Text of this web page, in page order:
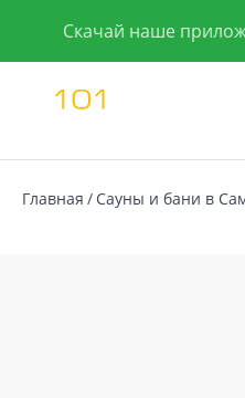
Скачай наше
Главная Сауны и бани в